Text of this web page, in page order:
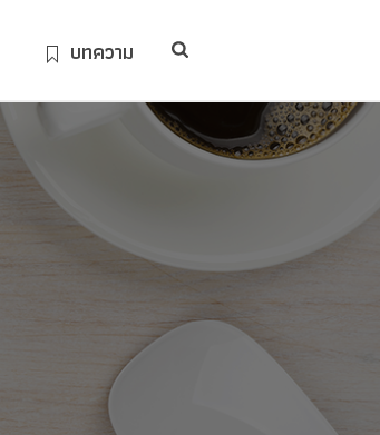
บทความ